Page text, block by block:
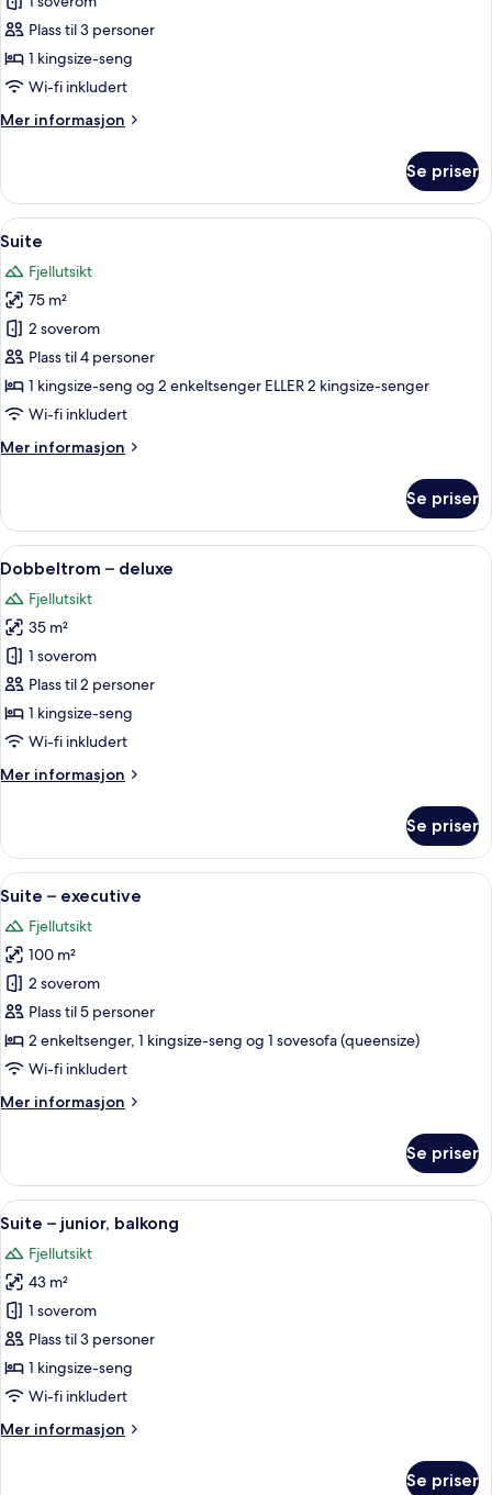
–
junior,
fjellutsikt
Plass til 3 personer
1 kingsize-seng
Wi-fi inkludert
Mer informasjon
Mer
–
junior,
fjellutsikt
Se priser
Åpne
alle
bildene
av
Suite
6
Suite
Fjellutsikt
75 m²
2 soverom
Plass til 4 personer
1 kingsize-seng og 2 enkeltsenger ELLER 2 kingsize-senger
Wi-fi inkludert
Mer informasjon
Mer
Se priser
Åpne
alle
bildene
av
Dobbeltrom
–
deluxe
Dobbeltrom – deluxe | Sengetøy av
4
Dobbeltrom – deluxe
Fjellutsikt
35 m²
1 soverom
Plass til 2 personer
1 kingsize-seng
Wi-fi inkludert
Mer informasjon
Mer
–
deluxe
Se priser
Åpne
alle
bildene
av
Suite
–
executive
Suite – executive | Sengetøy av
7
Suite – executive
Fjellutsikt
100 m²
2 soverom
Plass til 5 personer
2 enkeltsenger, 1 kingsize-seng og 1 sovesofa (queensize)
Wi-fi inkludert
Mer informasjon
Mer
–
executive
Se priser
Åpne
alle
bildene
av
Suite
–
junior,
balkong
Suite – junior, balkong | Sengetøy
5
Suite – junior, balkong
Fjellutsikt
43 m²
1 soverom
Plass til 3 personer
1 kingsize-seng
Wi-fi inkludert
Mer informasjon
Mer
Se priser